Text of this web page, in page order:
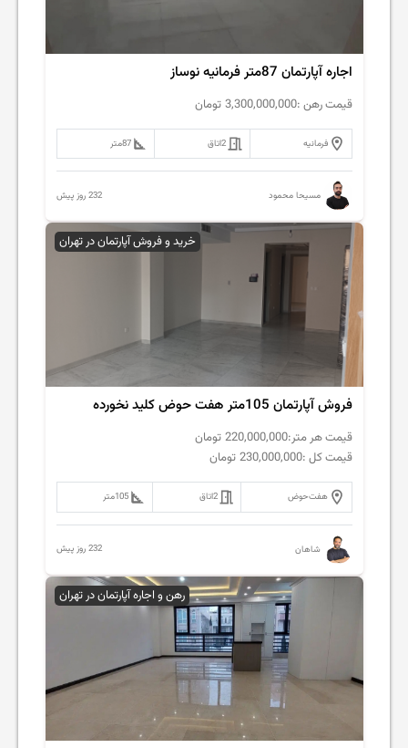
اجاره آپارتمان 87متر فرمانیه نوساز
قیمت رهن :3,300,000,000 تومان
فرمانیه 2اتاق 87متر
مسیحا محمود 232 روز پیش
خرید و فروش آپارتمان در تهران
فروش آپارتمان 105متر هفت حوض کلید نخورده
قیمت هر متر:220,000,000 تومان
قیمت کل :230,000,000 تومان
هفت‌حوض 2اتاق 105متر
شاهان 232 روز پیش
رهن و اجاره آپارتمان در تهران